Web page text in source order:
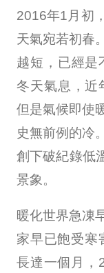
2016年1月初
天氣宛若初春
越短，已經是
冬天氣息，近
但是氣候即使
史無前例的冷
創下破紀錄低
景象。
暖化世界急凍
家早已飽受寒
長達一個月，